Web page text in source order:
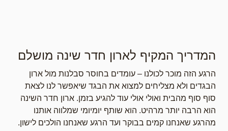
המדריך המקיף לארון חדר שינה מושלם
הרגע הזה מוכר לכולנו – עומדים בחוסר סבלנות מול ארון
הבגדים ולא מצליחים למצוא את הבגד שיאפשר לנו לצאת
סוף סוף מהבית ואולי אולי עוד להגיע בזמן. ארון חדר השינה
הוא הרבה יותר מרהיט. הוא שותף יומיומי שמלווה אותנו
מהרגע שאנחנו קמים בבוקר ועד הרגע שאנחנו הולכים לישון.